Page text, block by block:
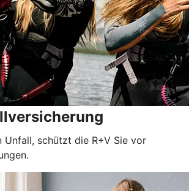
Unfall, schützt die R+V Sie vor